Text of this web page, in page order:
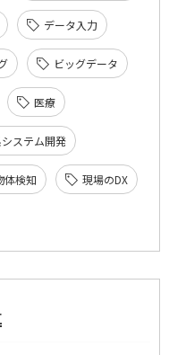
データ入力
ビッグデータ
医療
ステム開発
体検知 現場のDX